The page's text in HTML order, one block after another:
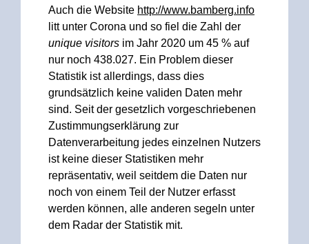
Auch die Website http://www.bamberg.info
litt unter Corona und so fiel die Zahl der
unique visitors im Jahr 2020 um 45 % auf
nur noch 438.027. Ein Problem dieser
Statistik ist allerdings, dass dies
grundsätzlich keine validen Daten mehr
sind. Seit der gesetzlich vorgeschriebenen
Zustimmungserklärung zur
Datenverarbeitung jedes einzelnen Nutzers
ist keine dieser Statistiken mehr
repräsentativ, weil seitdem die Daten nur
noch von einem Teil der Nutzer erfasst
werden können, alle anderen segeln unter
dem Radar der Statistik mit.